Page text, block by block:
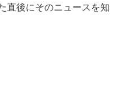
直後にそのニュースを知